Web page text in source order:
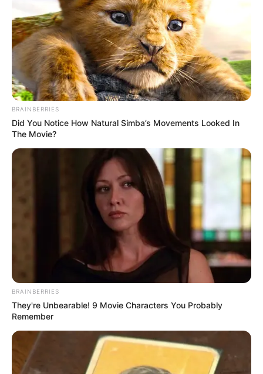
ΑΠΟΨΕΙΣ ΥΓΕΙΑ
Πώς φτιάχνεται η υπέρ του εμβολίου
ομελέτα;
Πώς φτιάχνεται η υπέρ του εμβολίου ομελέτα; Πώς
λειτουργεί η χειραγώγηση στις περισσότερες μελέτες για
την Covid-19; Και αυτό είναι κάτι που θα συνεχίσουν να...
ΑΠΟΨΕΙΣ
Η Αντιεπιστημονικότητα της
“επιστημονικής συναίνεσης”
Η Αντιεπιστημονικότητα της “επιστημονικής συναίνεσης”..
Φανταστείτε ότι μετακομίζετε σε μια νέα κοινότητα 10.000
ανθρώπων, όπως εσείς, οι οποίοι όλοι πιστεύουν ότι ο
BRAINBERRIES
Did You Notice How Natural Simba’s Movements Looked In
The Movie?
BRAINBERRIES
They're Unbearable! 9 Movie Characters You Probably
Remember